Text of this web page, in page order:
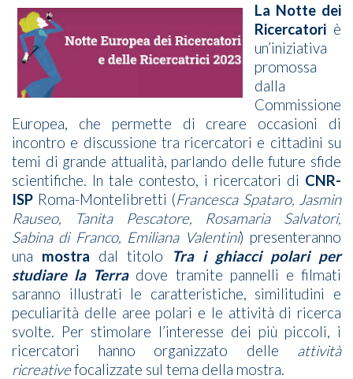
La Notte dei
Ricercatori è
un’iniziativa
promossa
dalla
Commissione
Europea, che permette di creare occasioni di
incontro e discussione tra ricercatori e cittadini su
temi di grande attualità, parlando delle future sfide
scientifiche. In tale contesto, i ricercatori di CNR-
ISP Roma-Montelibretti (Francesca Spataro, Jasmin
Rauseo, Tanita Pescatore, Rosamaria Salvatori,
Sabina di Franco, Emiliana Valentini) presenteranno
una mostra dal titolo
Tra i ghiacci polari per
studiare la Terradove tramite pannelli e filmati
saranno illustrati le caratteristiche, similitudini e
peculiarità delle aree polari e le attività di ricerca
svolte. Per stimolare l’interesse dei più piccoli, i
ricercatori hanno organizzato delle attività
ricreativefocalizzate sul tema della mostra.